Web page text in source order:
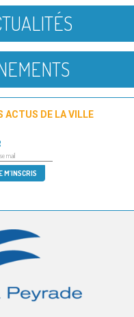
ACTUS DE LA VILLE